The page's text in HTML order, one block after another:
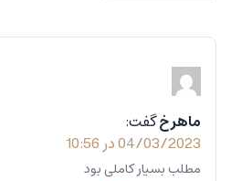
ماهرخگفت:
04/03/2023 در 10:56
مطلب بسیار کاملی بود